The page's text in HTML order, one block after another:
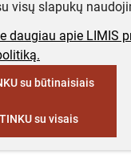
visų slapukų
daugiau apie LIMIS
su būtinaisiais
su visais